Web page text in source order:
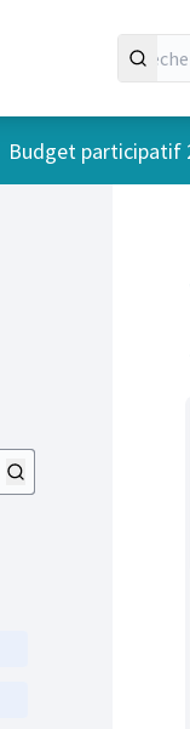
Budget participatif